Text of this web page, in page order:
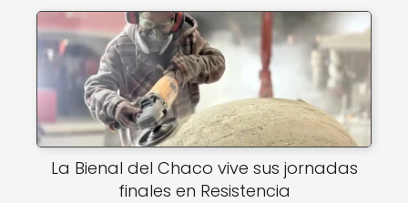
La Bienal del Chaco vive sus jornadas
finales en Resistencia